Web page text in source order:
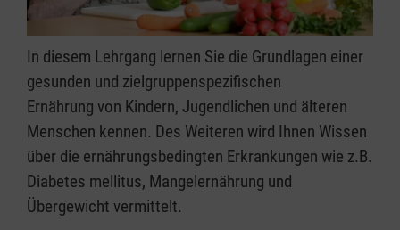
In diesem Lehrgang lernen Sie die Grundlagen einer
gesunden und zielgruppenspezifischen
Ernährung von Kindern, Jugendlichen und älteren
Menschen kennen. Des Weiteren wird Ihnen Wissen
über die ernährungsbedingten Erkrankungen wie z.B.
Diabetes mellitus, Mangelernährung und
Übergewicht vermittelt.